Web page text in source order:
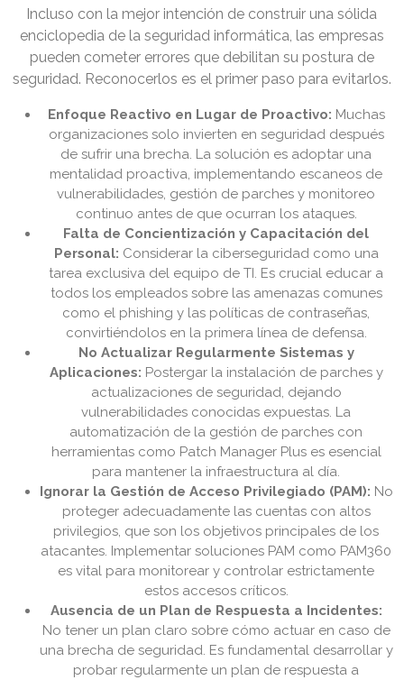
Incluso con la mejor intención de construir una sólida
enciclopedia de la seguridad informática, las empresas
pueden cometer errores que debilitan su postura de
seguridad. Reconocerlos es el primer paso para evitarlos.
Enfoque Reactivo en Lugar de Proactivo: Muchas
organizaciones solo invierten en seguridad después
de sufrir una brecha. La solución es adoptar una
mentalidad proactiva, implementando escaneos de
vulnerabilidades, gestión de parches y monitoreo
continuo antes de que ocurran los ataques.
Falta de Concientización y Capacitación del
Personal: Considerar la ciberseguridad como una
tarea exclusiva del equipo de TI. Es crucial educar a
todos los empleados sobre las amenazas comunes
como el phishing y las políticas de contraseñas,
convirtiéndolos en la primera línea de defensa.
No Actualizar Regularmente Sistemas y
Aplicaciones: Postergar la instalación de parches y
actualizaciones de seguridad, dejando
vulnerabilidades conocidas expuestas. La
automatización de la gestión de parches con
herramientas como Patch Manager Plus es esencial
para mantener la infraestructura al día.
Ignorar la Gestión de Acceso Privilegiado (PAM): No
proteger adecuadamente las cuentas con altos
privilegios, que son los objetivos principales de los
atacantes. Implementar soluciones PAM como PAM360
es vital para monitorear y controlar estrictamente
estos accesos críticos.
Ausencia de un Plan de Respuesta a Incidentes:
No tener un plan claro sobre cómo actuar en caso de
una brecha de seguridad. Es fundamental desarrollar y
probar regularmente un plan de respuesta a